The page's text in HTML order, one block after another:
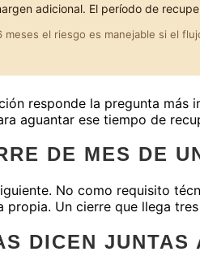
adicional. El período de
el riesgo es manejable si el
responde la pregunta
aguantar ese tiempo de
DE MES DE
No como requisito
Un cierre que llega
DICEN